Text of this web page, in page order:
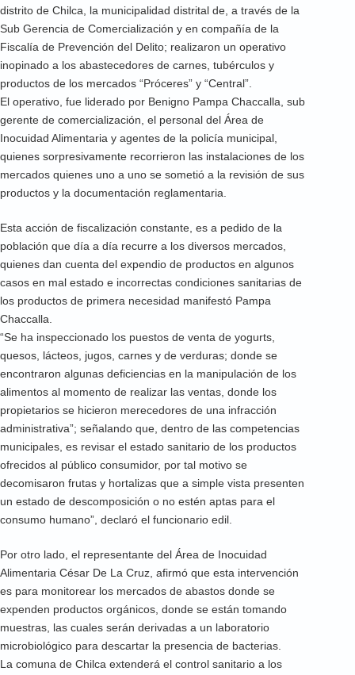
distrito de Chilca, la municipalidad distrital de, a través de la
Sub Gerencia de Comercialización y en compañía de la
Fiscalía de Prevención del Delito; realizaron un operativo
inopinado a los abastecedores de carnes, tubérculos y
productos de los mercados “Próceres” y “Central”.
El operativo, fue liderado por Benigno Pampa Chaccalla, sub
gerente de comercialización, el personal del Área de
Inocuidad Alimentaria y agentes de la policía municipal,
quienes sorpresivamente recorrieron las instalaciones de los
mercados quienes uno a uno se sometió a la revisión de sus
productos y la documentación reglamentaria.
Esta acción de fiscalización constante, es a pedido de la
población que día a día recurre a los diversos mercados,
quienes dan cuenta del expendio de productos en algunos
casos en mal estado e incorrectas condiciones sanitarias de
los productos de primera necesidad manifestó Pampa
Chaccalla.
“Se ha inspeccionado los puestos de venta de yogurts,
quesos, lácteos, jugos, carnes y de verduras; donde se
encontraron algunas deficiencias en la manipulación de los
alimentos al momento de realizar las ventas, donde los
propietarios se hicieron merecedores de una infracción
administrativa”; señalando que, dentro de las competencias
municipales, es revisar el estado sanitario de los productos
ofrecidos al público consumidor, por tal motivo se
decomisaron frutas y hortalizas que a simple vista presenten
un estado de descomposición o no estén aptas para el
consumo humano”, declaró el funcionario edil.
Por otro lado, el representante del Área de Inocuidad
Alimentaria César De La Cruz, afirmó que esta intervención
es para monitorear los mercados de abastos donde se
expenden productos orgánicos, donde se están tomando
muestras, las cuales serán derivadas a un laboratorio
microbiológico para descartar la presencia de bacterias.
La comuna de Chilca extenderá el control sanitario a los